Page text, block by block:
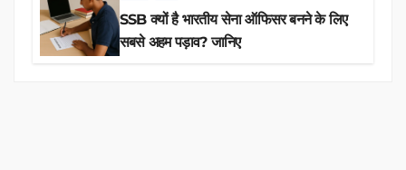
SSB क्यों है भारतीय सेना ऑफिसर बनने के लिए
सबसे अहम पड़ाव? जानिए